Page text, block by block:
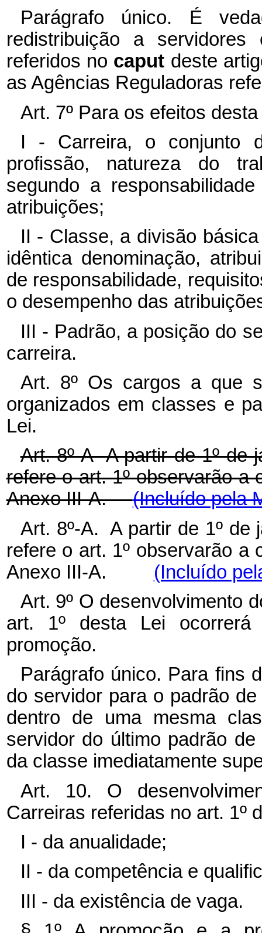
Parágrafo único. É
redistribuição a
referidos no caput deste
as Agências Reguladoras
Art. 7º Para os efeitos
I - Carreira, o conjunto
profissão, natureza do
segundo a
atribuições;
II - Classe, a divisão
idêntica denominação,
de responsabilidade,
o desempenho das
III - Padrão, a posição do
carreira.
Art. 8º Os cargos a que
organizados em classes e
Lei.
Art. 8º-A A partir de 1º de
refere o art. 1º observarão a
Anexo III-A.(Incluído pela
Art. 8º-A. A partir de 1º de
refere o art. 1º observarão a
Anexo III-A.
(Incluído
Art. 9º O desenvolvimento
art. 1º desta Lei ocorrerá
promoção.
Parágrafo único. Para fins
do servidor para o padrão
dentro de uma mesma
servidor do último padrão
da classe imediatamente
Art. 10. O
Carreiras referidas no art. 1º
I - da anualidade;
II - da competência e
III - da existência de vaga.